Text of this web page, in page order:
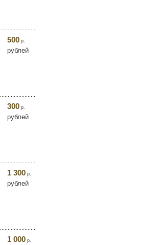
500 р.
рублей
300 р.
рублей
1 300 р.
рублей
1 000 р.